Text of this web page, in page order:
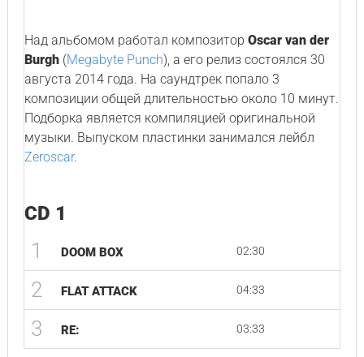
Над альбомом работал композитор Oscar van der
Burgh(Megabyte Punch), а его релиз состоялся 30
августа 2014 года. На саундтрек попало 3
композиции общей длительностью около 10 минут.
Подборка является компиляцией оригинальной
музыки. Выпуском пластинки занимался лейбл
Zeroscar.
CD 1
1 DOOM BOX 02:30
2 FLAT ATTACK 04:33
3 RE: 03:33